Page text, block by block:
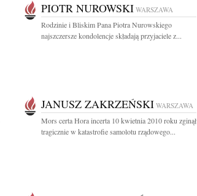
PIOTR NUROWSKI WARSZAWA
Rodzinie i Bliskim Pana Piotra Nurowskiego
najszczersze kondolencje składają przyjaciele z...
JANUSZ ZAKRZEŃSKI WARSZAWA
Mors certa Hora incerta 10 kwietnia 2010 roku zginął
tragicznie w katastrofie samolotu rządowego...